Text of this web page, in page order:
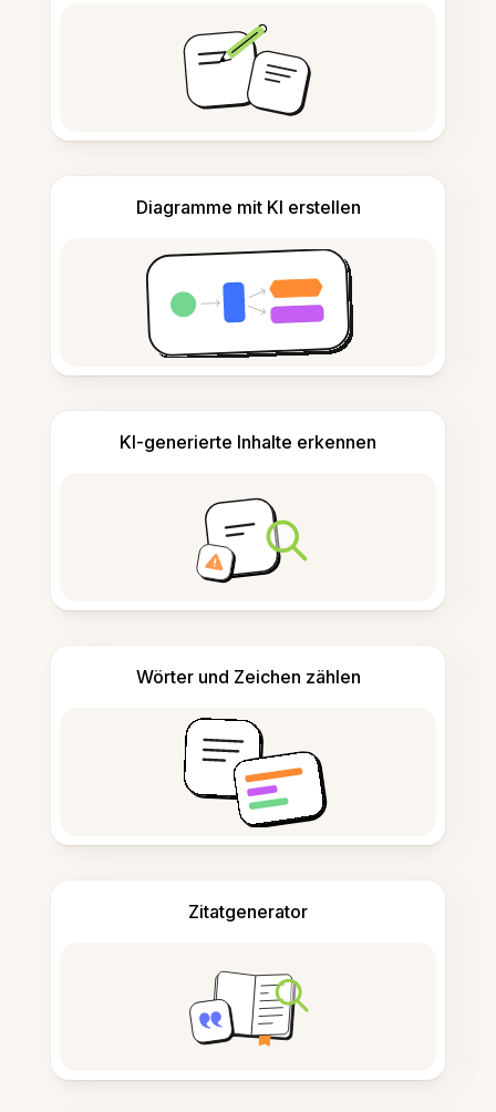
Diagramme mit KI erstellen
KI-generierte Inhalte erkennen
Wörter und Zeichen zählen
Zitatgenerator